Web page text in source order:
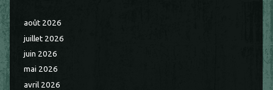
août 2026
juillet 2026
juin 2026
mai 2026
avril 2026